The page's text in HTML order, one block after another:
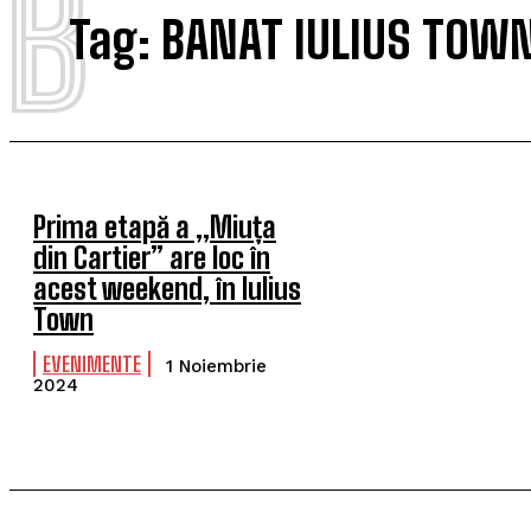
Tag: BANAT IULIUS
Prima etapă a „Miuța
din Cartier” are loc în
acest weekend, în Iulius
Town
EVENIMENTE
1 Noiembrie
2024